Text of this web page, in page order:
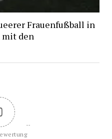
Frauenfußball in
mit den